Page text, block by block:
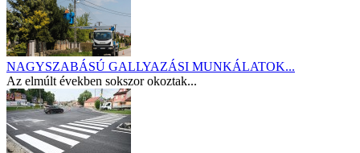
NAGYSZABÁSÚ GALLYAZÁSI MUNKÁLATOK...
Az elmúlt években sokszor okoztak...